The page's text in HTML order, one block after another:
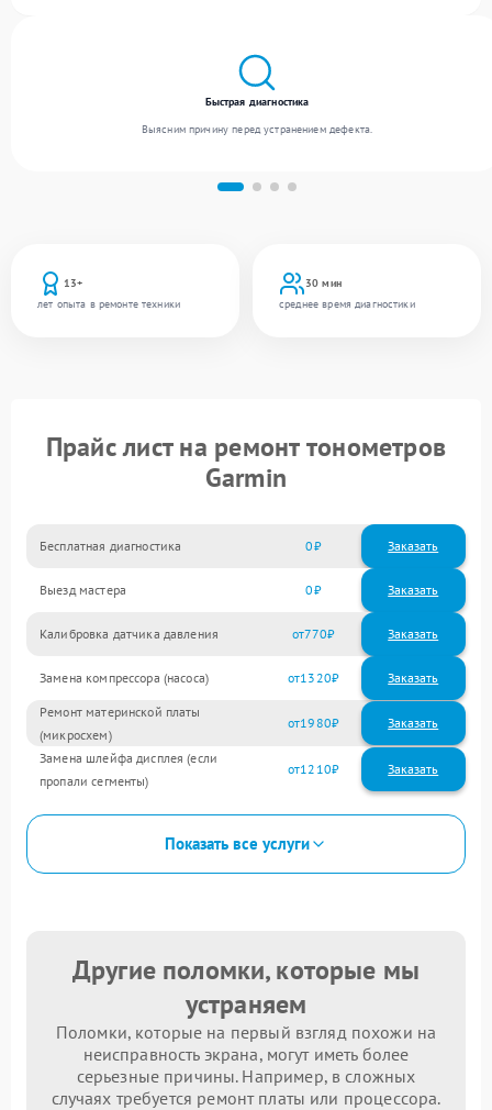
13+
лет опыта в ремонте техники
30 мин
среднее время диагностики
Быстрая диагностика
Выясним причину перед устранением дефекта.
Прайс лист на ремонт тонометров
Garmin
Бесплатная диагностика 0 Заказать
Выезд мастера 0 Заказать
Калибровка датчика давления 770
Замена компрессора (насоса) 1320
Ремонт материнской платы
(микросхем)
1980
Замена шлейфа дисплея (если
пропали сегменты)
1210
Показать все услуги
Другие поломки, которые мы
устраняем
Поломки, которые на первый взгляд похожи на
неисправность экрана, могут иметь более
серьезные причины. Например, в сложных
случаях требуется ремонт платы или процессора.